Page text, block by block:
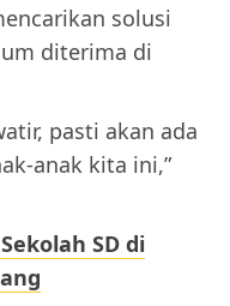
solusi
diterima di
pasti akan ada
anak kita ini,”
SD di